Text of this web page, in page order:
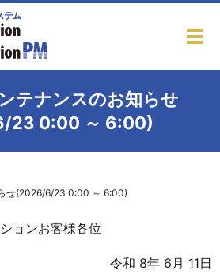
テナンスのお知らせ
23 0:00 ～ 6:00)
せ(2026/6/23 0:00 ～ 6:00)
ョンお客様各位
令和 8年 6月 11日